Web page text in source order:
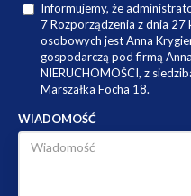
Informujemy, że
7 Rozporządzenia z dnia
osobowych jest Anna
gospodarczą pod firmą
NIERUCHOMOŚCI, z
Marszałka Focha 18.
WIADOMOŚĆ